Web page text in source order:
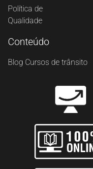
Política de
Qualidade
Conteúdo
Blog Cursos de trânsito